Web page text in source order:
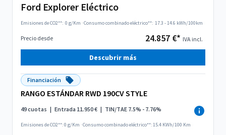
Ford Explorer Eléctrico
Emisiones de CO2**: 0 g/Km ·Consumo combinado eléctrico**: 17.3 - 14.6 kWh/100km
Precio desde 24.857 €* IVA incl.
Descubrir más
Financiación
RANGO ESTÁNDAR RWD 190CV STYLE
49 cuotas | Entrada 11.950 € | TIN/TAE 7.5% - 7.76%
Emisiones de CO2**: 0 g/Km ·Consumo combinado eléctrico**: 15.4 KWh/100 Km